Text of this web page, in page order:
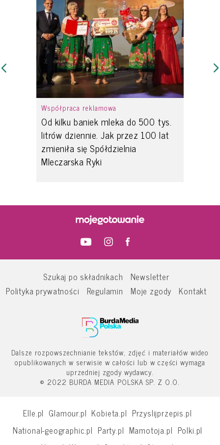
Współpraca reklamowa
Od kilku baniek mleka do 500 tys.
litrów dziennie. Jak przez 100 lat
zmieniła się Spółdzielnia
Mleczarska Ryki
Szukaj po składnikach
Newsletter
Polityka prywatności
Regulamin Moje zgody Kontakt
Dalsze rozpowszechnianie tekstów, zdjęć i materiałów wideo
opublikowanych w serwisie w całości lub w części wymaga
uprzedniej zgody wydawcy.
© 2022 BURDA MEDIA POLSKA SP. Z O.O.
Elle.pl Glamour.pl Kobieta.pl Przyslijprzepis.pl
National-geographic.pl Party.pl Mamotoja.pl Polki.pl